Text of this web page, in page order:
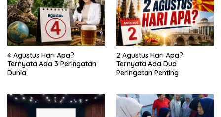
4 Agustus Hari Apa?
Ternyata Ada 3 Peringatan
Dunia
2 Agustus Hari Apa?
Ternyata Ada Dua
Peringatan Penting